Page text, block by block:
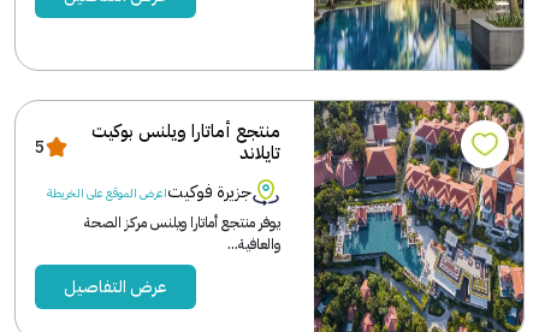
منتجع أماتارا ويلنس بوكيت
تايلاند
5
جزيرة فوكيتاعرض الموقع على الخريطة
يوفر منتجع أماتارا ويلنس مركز الصحة
والعافية...
عرض التفاصيل